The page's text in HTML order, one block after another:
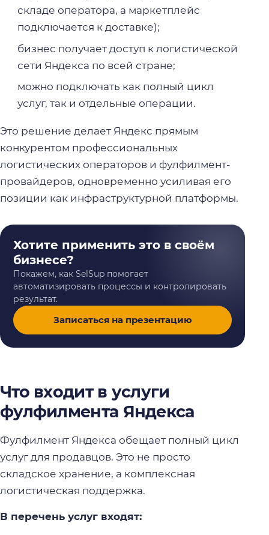
складе оператора, а маркетплейс
подключается к доставке);
бизнес получает доступ к логистической
сети Яндекса по всей стране;
можно подключать как полный цикл
услуг, так и отдельные операции.
Это решение делает Яндекс прямым
конкурентом профессиональных
логистических операторов и фулфилмент-
провайдеров, одновременно усиливая его
позиции как инфраструктурной платформы.
Хотите применить это в своём
бизнесе?
Покажем, как SelSup помогает
автоматизировать процессы и контролировать
результат.
Записаться на презентацию
Что входит в услуги
фулфилмента Яндекса
Фулфилмент Яндекса обещает полный цикл
услуг для продавцов. Это не просто
складское хранение, а комплексная
логистическая поддержка.
В перечень услуг входят: